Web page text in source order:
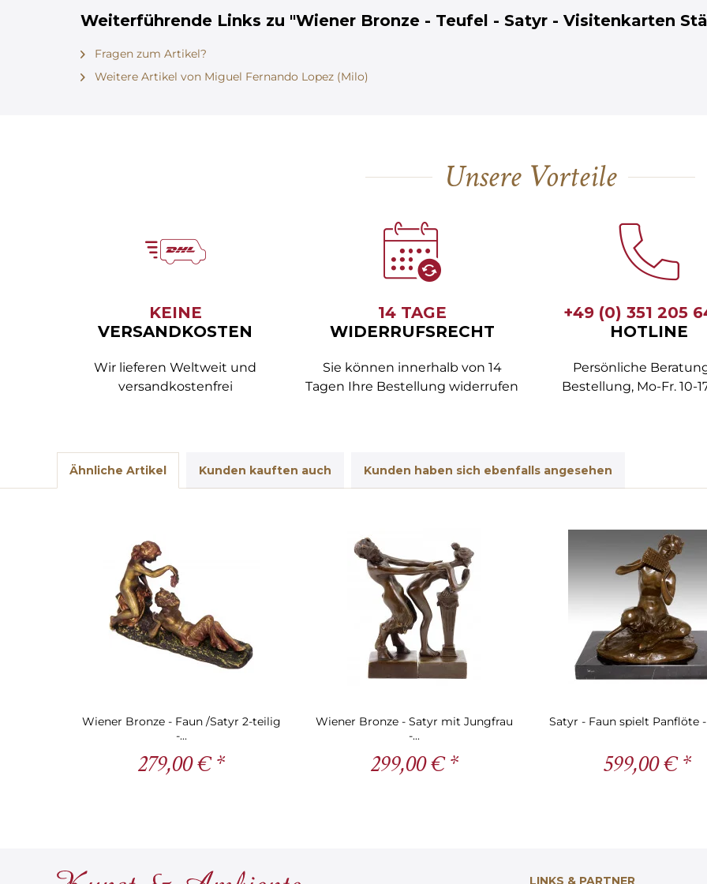
Weiterführende Links zu "Wiener Bronze - Teufel - Satyr - Visitenkarten
Fragen zum Artikel?
Weitere Artikel von Miguel Fernando Lopez (Milo)
Unsere Vorteile
KEINE
VERSANDKOSTEN
Wir lieferen Weltweit und
versandkostenfrei
14 TAGE
WIDERRUFSRECHT
Sie können innerhalb von 14
Tagen Ihre Bestellung widerrufen
+49 (0) 351 205
HOTLINE
Persönliche
Bestellung, Mo-Fr. 10-
Ähnliche Artikel Kunden kauften auch Kunden haben sich ebenfalls angesehen
Wiener Bronze - Faun /Satyr 2-teilig
-...
279,00 € *
Wiener Bronze - Satyr mit Jungfrau
-...
299,00 € *
Satyr - Faun spielt Panflöte -
599,00 € *
LINKS & PARTNER